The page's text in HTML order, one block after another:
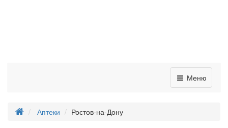
Меню
Аптеки Ростов-на-Дону